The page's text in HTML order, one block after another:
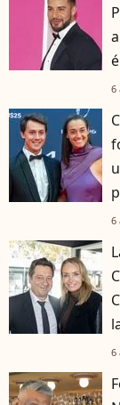
6
6
6